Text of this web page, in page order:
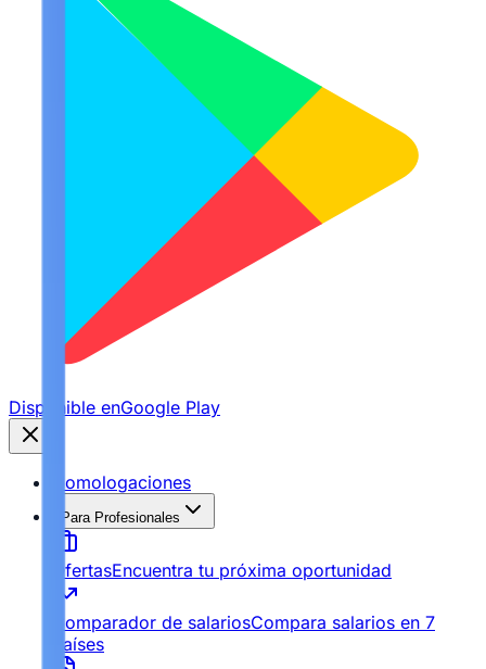
Disponible enGoogle Play
Homologaciones
Para Profesionales
OfertasEncuentra tu próxima oportunidad
Comparador de salariosCompara salarios en 7
países